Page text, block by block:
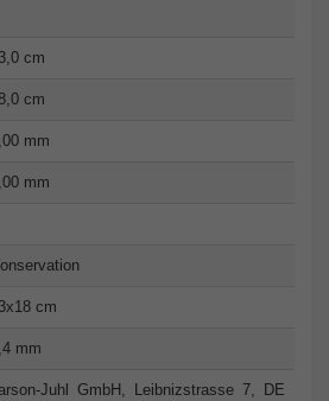
cm
cm
mm
mm
cm
mm
Juhl GmbH, Leibnizstrasse 7, DE